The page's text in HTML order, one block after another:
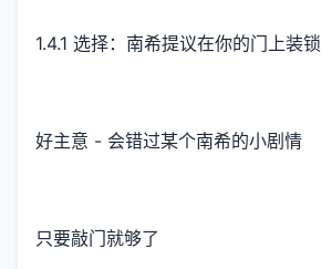
1.4.1 选择：南希提议在你的门上装锁
好主意 - 会错过某个南希的小剧情
只要敲门就够了